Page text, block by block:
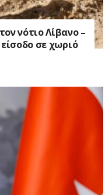
νότιο Λίβανο –
σε χωριό